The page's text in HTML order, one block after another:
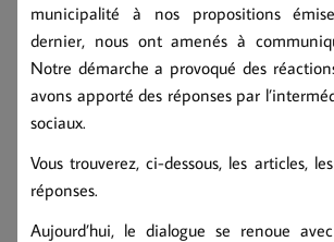
municipalité à nos propositions
dernier, nous ont amenés à
Notre démarche a provoqué des
avons apporté des réponses par
sociaux.
Vous trouverez, ci-dessous, les articles,
réponses.
Aujourd’hui, le dialogue se renoue